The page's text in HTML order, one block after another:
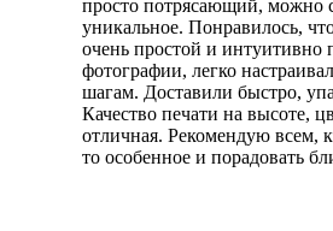
просто потрясающий, можно
уникальное. Понравилось,
очень простой и интуитивно
фотографии, легко
шагам. Доставили быстро,
Качество печати на высоте,
отличная. Рекомендую всем,
то особенное и порадовать